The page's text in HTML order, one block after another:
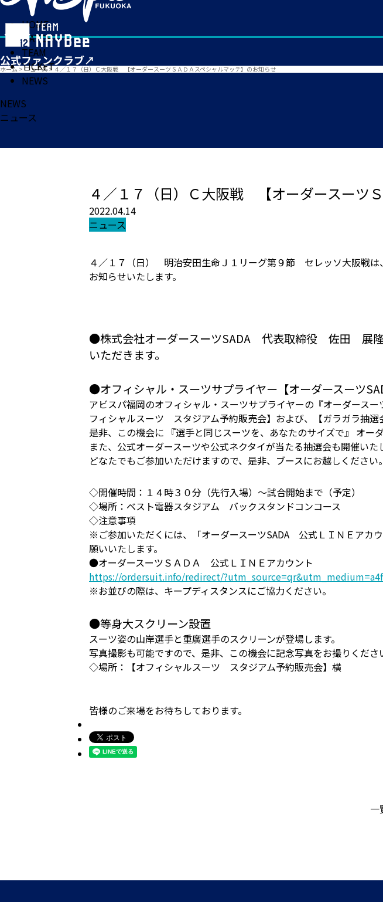
HOME
MATCH
TEAM
TICKET
NEWS
ホーム > ニュース> ４／１７（日）Ｃ大阪戦 【オーダースーツＳＡＤＡスペシャルマッチ】のお知らせ
NEWS
ニュース
４／１７（日）Ｃ大阪戦 【オーダースーツ
2022.04.14
ニュース
４／１７（日） 明治安田生命Ｊ１リーグ第９節 セレッソ大阪戦は
お知らせいたします。
●株式会社オーダースーツSADA 代表取締役 佐田 展隆
いただきます。
●オフィシャル・スーツサプライヤー【オーダースーツ
アビスパ福岡のオフィシャル・スーツサプライヤーの『オーダース
フィシャルスーツ スタジアム予約販売会】および、【ガラガラ抽選
是非、この機会に 『選手と同じスーツを、あなたのサイズで』 オー
また、公式オーダースーツや公式ネクタイが当たる抽選会も開催いた
どなたでもご参加いただけますので、是非、ブースにお越しください。
◇開催時間：１４時３０分（先行入場）～試合開始まで（予定）
◇場所：ベスト電器スタジアム バックスタンドコンコース
◇注意事項
※ご参加いただくには、「オーダースーツSADA 公式ＬＩＮＥアカ
願いいたします。
●オーダースーツＳＡＤＡ 公式ＬＩＮＥアカウント
https://ordersuit.info/redirect/
※お並びの際は、キープディスタンスにご協力ください。
●等身大スクリーン設置
スーツ姿の山岸選手と重廣選手のスクリーンが登場します。
写真撮影も可能ですので、是非、この機会に記念写真をお撮りくださ
◇場所：【オフィシャルスーツ スタジアム予約販売会】横
皆様のご来場をお待ちしております。
一